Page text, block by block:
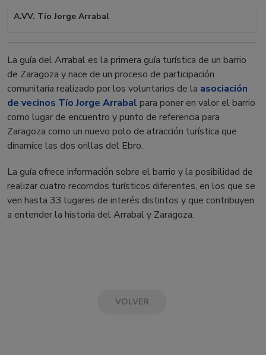
A.VV. Tío Jorge Arrabal
La guía del Arrabal es la primera guía turística de un barrio
de Zaragoza y nace de un proceso de participación
comunitaria realizado por los voluntarios de la asociación
de vecinos Tío Jorge Arrabal para poner en valor el barrio
como lugar de encuentro y punto de referencia para
Zaragoza como un nuevo polo de atracción turística que
dinamice las dos orillas del Ebro.
La guía ofrece información sobre el barrio y la posibilidad de
realizar cuatro recorridos turísticos diferentes, en los que se
ven hasta 33 lugares de interés distintos y que contribuyen
a entender la historia del Arrabal y Zaragoza.
VOLVER